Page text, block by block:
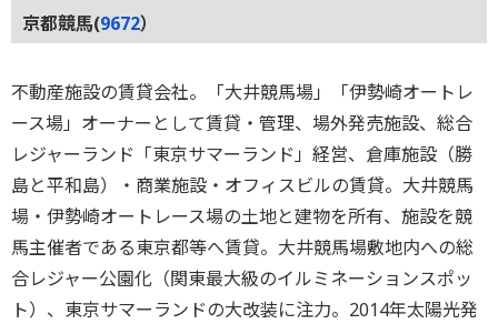
京都競馬(9672）
不動産施設の賃貸会社。「大井競馬場」「伊勢崎オートレ
ース場」オーナーとして賃貸・管理、場外発売施設、総合
レジャーランド「東京サマーランド」経営、倉庫施設（勝
島と平和島）・商業施設・オフィスビルの賃貸。大井競馬
場・伊勢崎オートレース場の土地と建物を所有、施設を競
馬主催者である東京都等へ賃貸。大井競馬場敷地内への総
合レジャー公園化（関東最大級のイルミネーションスポッ
ト）、東京サマーランドの大改装に注力。2014年太陽光発